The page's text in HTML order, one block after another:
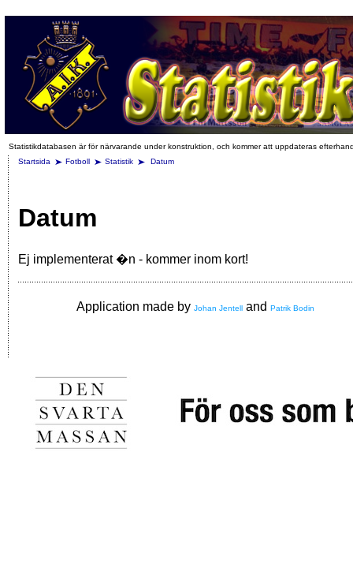
Statistikdatabasen är för närvarande under konstruktion, och kommer att uppdateras
Startsida
Fotboll Statistik Datum
Datum
Ej implementerat �n - kommer inom kort!
Application made by Johan Jentell and Patrik Bodin